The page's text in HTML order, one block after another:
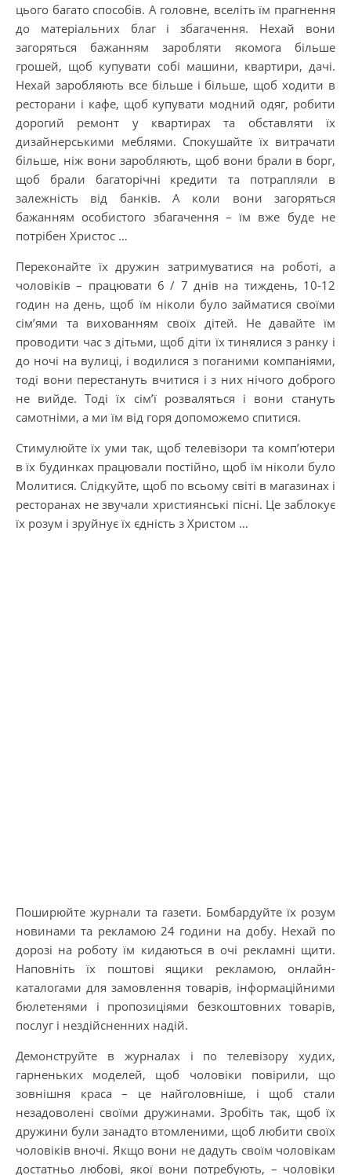
цього багато способів. А головне, вселіть їм прагнення
до матеріальних благ і збагачення. Нехай вони
загоряться бажанням заробляти якомога більше
грошей, щоб купувати собі машини, квартири, дачі.
Нехай заробляють все більше і більше, щоб ходити в
ресторани і кафе, щоб купувати модний одяг, робити
дорогий ремонт у квартирах та обставляти їх
дизайнерськими меблями. Спокушайте їх витрачати
більше, ніж вони заробляють, щоб вони брали в борг,
щоб брали багаторічні кредити та потрапляли в
залежність від банків. А коли вони загоряться
бажанням особистого збагачення – їм вже буде не
потрібен Христос …
Переконайте їх дружин затримуватися на роботі, а
чоловіків – працювати 6 / 7 днів на тиждень, 10-12
годин на день, щоб їм ніколи було займатися своїми
сім’ями та вихованням своїх дітей. Не давайте їм
проводити час з дітьми, щоб діти їх тинялися з ранку і
до ночі на вулиці, і водилися з поганими компаніями,
тоді вони перестануть вчитися і з них нічого доброго
не вийде. Тоді їх сім’ї розваляться і вони стануть
самотніми, а ми їм від горя допоможемо спитися.
Стимулюйте їх уми так, щоб телевізори та комп’ютери
в їх будинках працювали постійно, щоб їм ніколи було
Молитися. Слідкуйте, щоб по всьому світі в магазинах і
ресторанах не звучали християнські пісні. Це заблокує
їх розум і зруйнує їх єдність з Христом …
Поширюйте журнали та газети. Бомбардуйте їх розум
новинами та рекламою 24 години на добу. Нехай по
дорозі на роботу їм кидаються в очі рекламні щити.
Наповніть їх поштові ящики рекламою, онлайн-
каталогами для замовлення товарів, інформаційними
бюлетенями і пропозиціями безкоштовних товарів,
послуг і нездійсненних надій.
Демонструйте в журналах і по телевізору худих,
гарненьких моделей, щоб чоловіки повірили, що
зовнішня краса – це найголовніше, і щоб стали
незадоволені своїми дружинами. Зробіть так, щоб їх
дружини були занадто втомленими, щоб любити своїх
чоловіків вночі. Якщо вони не дадуть своїм чоловікам
достатньо любові, якої вони потребують, – чоловіки